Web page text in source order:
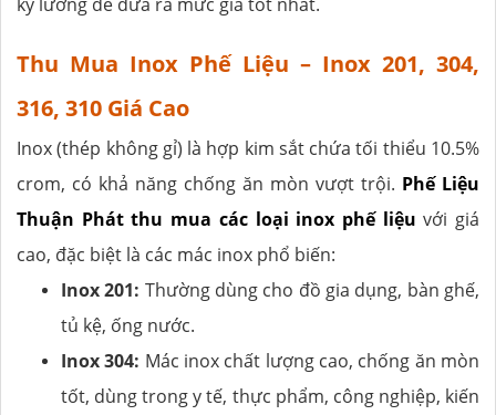
Thu Mua Inox Phế Liệu – Inox 201, 304,
316, 310 Giá Cao
Inox (thép không gỉ) là hợp kim sắt chứa tối thiểu 10.5%
crom, có khả năng chống ăn mòn vượt trội. Phế Liệu
Thuận Phát thu mua các loại inox phế liệu với giá
cao, đặc biệt là các mác inox phổ biến:
Inox 201: Thường dùng cho đồ gia dụng, bàn ghế,
tủ kệ, ống nước.
Inox 304: Mác inox chất lượng cao, chống ăn mòn
tốt, dùng trong y tế, thực phẩm, công nghiệp, kiến